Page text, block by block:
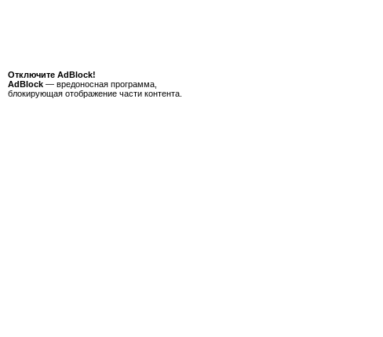
Отключите AdBlock!
AdBlock — вредоносная программа,
блокирующая отображение части контента.